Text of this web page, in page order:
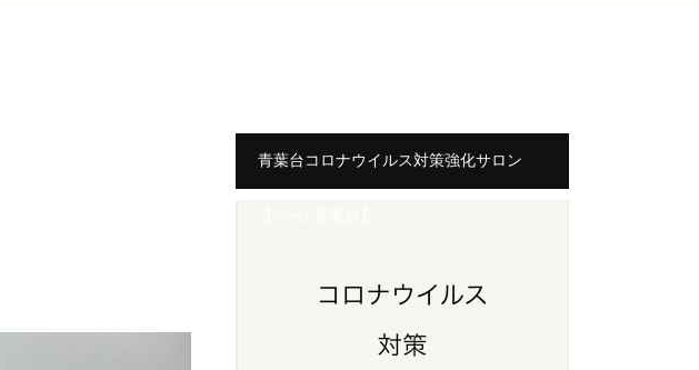
青葉台コロナウイルス対策強化サロン